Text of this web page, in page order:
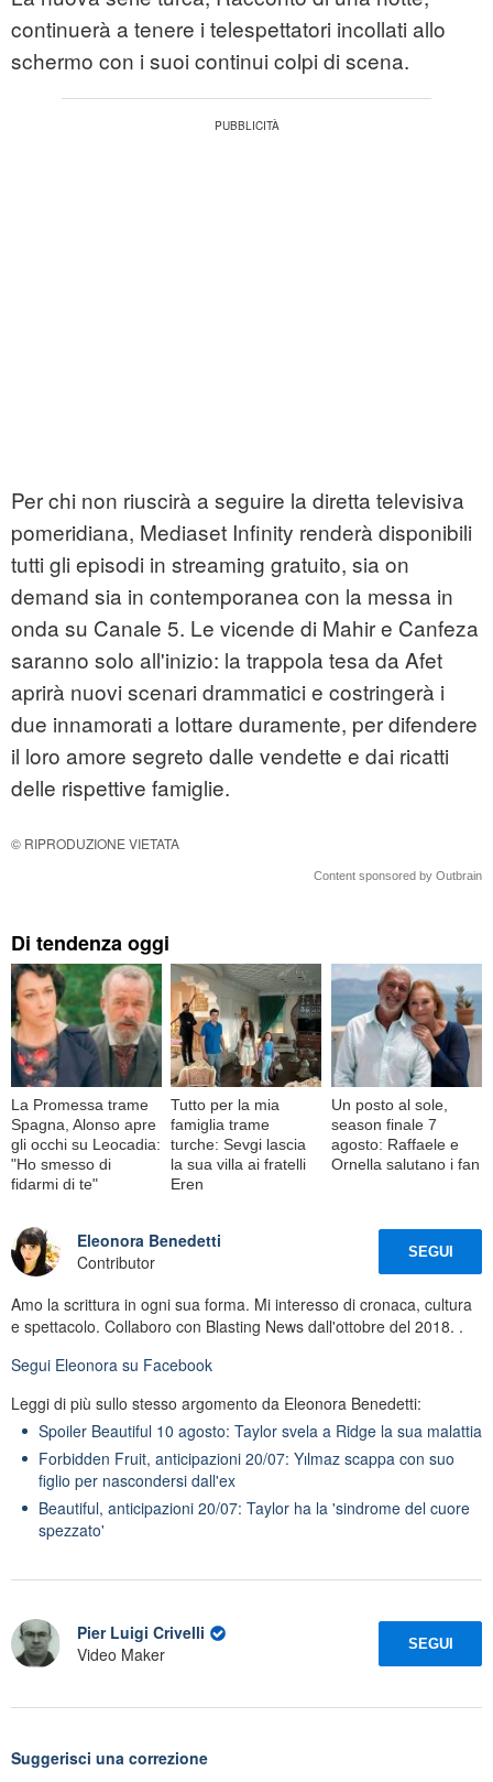
continuerà a tenere i telespettatori incollati allo
schermo con i suoi continui colpi di scena.
Per chi non riuscirà a seguire la diretta televisiva
pomeridiana, Mediaset Infinity renderà disponibili
tutti gli episodi in streaming gratuito, sia on
demand sia in contemporanea con la messa in
onda su Canale 5. Le vicende di Mahir e Canfeza
saranno solo all'inizio: la trappola tesa da Afet
aprirà nuovi scenari drammatici e costringerà i
due innamorati a lottare duramente, per difendere
il loro amore segreto dalle vendette e dai ricatti
delle rispettive famiglie.
© RIPRODUZIONE VIETATA
Content sponsored by Outbrain
Di tendenza oggi
La Promessa trame
Spagna, Alonso apre
gli occhi su Leocadia:
"Ho smesso di
fidarmi di te"
Tutto per la mia
famiglia trame
turche: Sevgi lascia
la sua villa ai fratelli
Eren
Un posto al sole,
season finale 7
agosto: Raffaele e
Ornella salutano i fan
Eleonora Benedetti
Contributor
SEGUI
Amo la scrittura in ogni sua forma. Mi interesso di cronaca, cultura
e spettacolo. Collaboro con Blasting News dall'ottobre del 2018. .
Segui Eleonora su Facebook
Leggi di più sullo stesso argomento da Eleonora Benedetti:
Spoiler Beautiful 10 agosto: Taylor svela a Ridge la sua malattia
Forbidden Fruit, anticipazioni 20/07: Yılmaz scappa con suo
figlio per nascondersi dall'ex
Beautiful, anticipazioni 20/07: Taylor ha la 'sindrome del cuore
spezzato'
Pier Luigi Crivelli
Video Maker
SEGUI
Suggerisci una correzione